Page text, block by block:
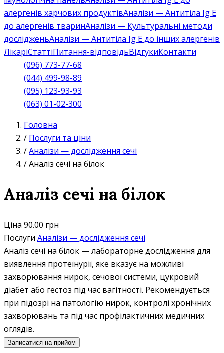
алергенів харчових продуктівАналізи — Антитіла Ig E
до алергенів тваринАналізи — Культуральні методи
дослідженьАналізи — Антитіла Ig E до інших алергенів
ЛікаріСтаттіПитання-відповідьВідгукиКонтакти
(096) 773-77-68
(044) 499-98-89
(095) 123-93-93
(063) 01-02-300
Головна
/ Послуги та ціни
/Аналізи — дослідження сечі
/Аналіз сечі на білок
Аналіз сечі на білок
Ціна 90.00 грн
Послуги Аналізи — дослідження сечі
Аналіз сечі на білок — лабораторне дослідження для
виявлення протеїнурії, яке вказує на можливі
захворювання нирок, сечової системи, цукровий
діабет або гестоз під час вагітності. Рекомендується
при підозрі на патологію нирок, контролі хронічних
захворювань та під час профілактичних медичних
оглядів.
Записатися на прийом